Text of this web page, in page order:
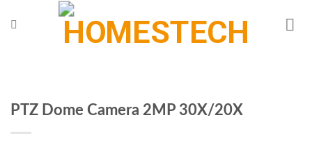
đến
PTZ Dome Camera 2MP 30X/20X